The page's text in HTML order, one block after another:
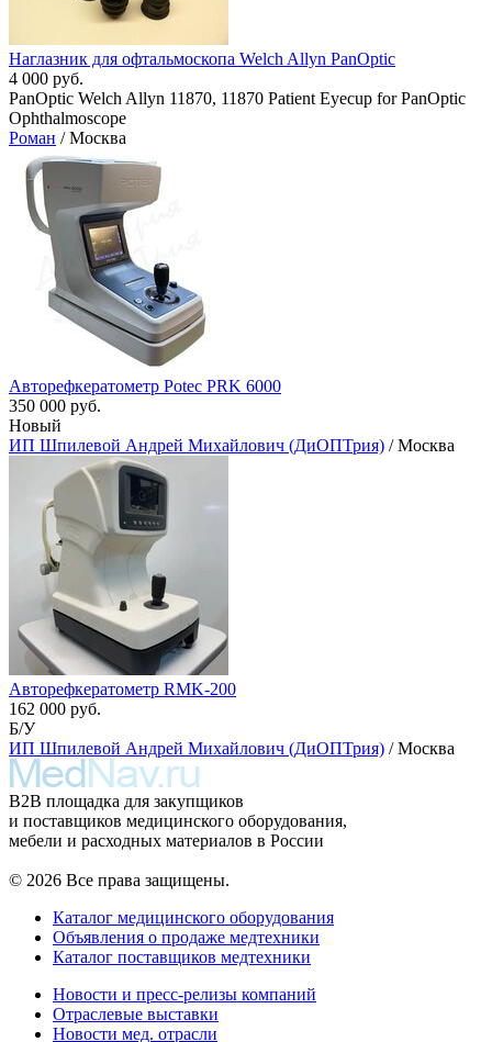
Наглазник для офтальмоскопа Welch Allyn PanOptic
4 000 руб.
PanOptic Welch Allyn 11870, 11870 Patient Eyecup for PanOptic
Ophthalmoscope
Роман / Москва
Авторефкератометр Potec PRK 6000
350 000 руб.
Новый
ИП Шпилевой Андрей Михайлович (ДиОПТрия) / Москва
Авторефкератометр RMK-200
162 000 руб.
Б/У
ИП Шпилевой Андрей Михайлович (ДиОПТрия) / Москва
B2B площадка для закупщиков
и поставщиков медицинского оборудования,
мебели и расходных материалов в России
© 2026 Все права защищены.
Каталог медицинского оборудования
Объявления о продаже медтехники
Каталог поставщиков медтехники
Новости и пресс-релизы компаний
Отраслевые выставки
Новости мед. отрасли